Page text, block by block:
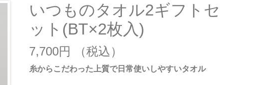
オーガニック
衣類 タオルケット類
書籍 ギフトボックスその他
糸からこだわった上質で日常使いしやすいタオル
いつものタオル2ギフトセ
ット(BT×2枚入)
7,700円